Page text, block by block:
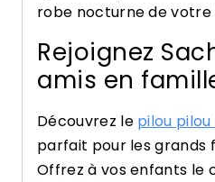
robe nocturne de votre
Rejoignez
amis en
Découvrez le pilou
parfait pour les grands
Offrez à vos enfants le